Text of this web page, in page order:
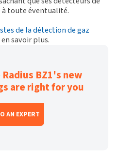
à toute éventualité.
de la détection de gaz
savoir plus.
BZ1's new
are right for you
AN EXPERT